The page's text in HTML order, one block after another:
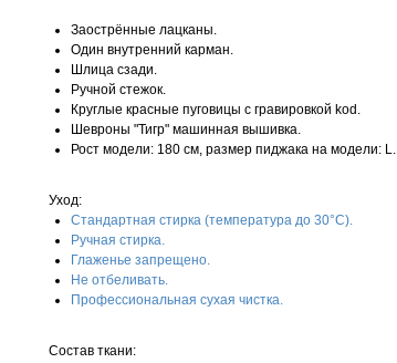
Заострённые лацканы.
Один внутренний карман.
Шлица сзади.
Ручной стежок.
Круглые красные пуговицы с гравировкой kod.
Шевроны "Тигр" машинная вышивка.
Рост модели: 180 см, размер пиджака на модели: L.
Уход:
Стандартная стирка (температура до 30°С).
Ручная стирка.
Глаженье запрещено.
Не отбеливать.
Профессиональная сухая чистка.
Состав ткани: